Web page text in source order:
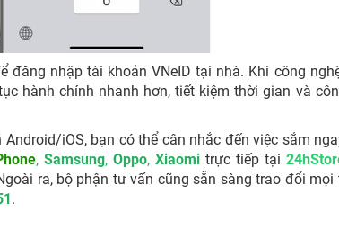
đăng nhập tài khoản VNeID tại nhà. Khi công
hành chính nhanh hơn, tiết kiệm thời gian và
iOS, bạn có thể cân nhắc đến việc sắm
, Samsung, Oppo, Xiaomitrực tiếp tại
ra, bộ phận tư vấn cũng sẵn sàng trao đổi mọi
.